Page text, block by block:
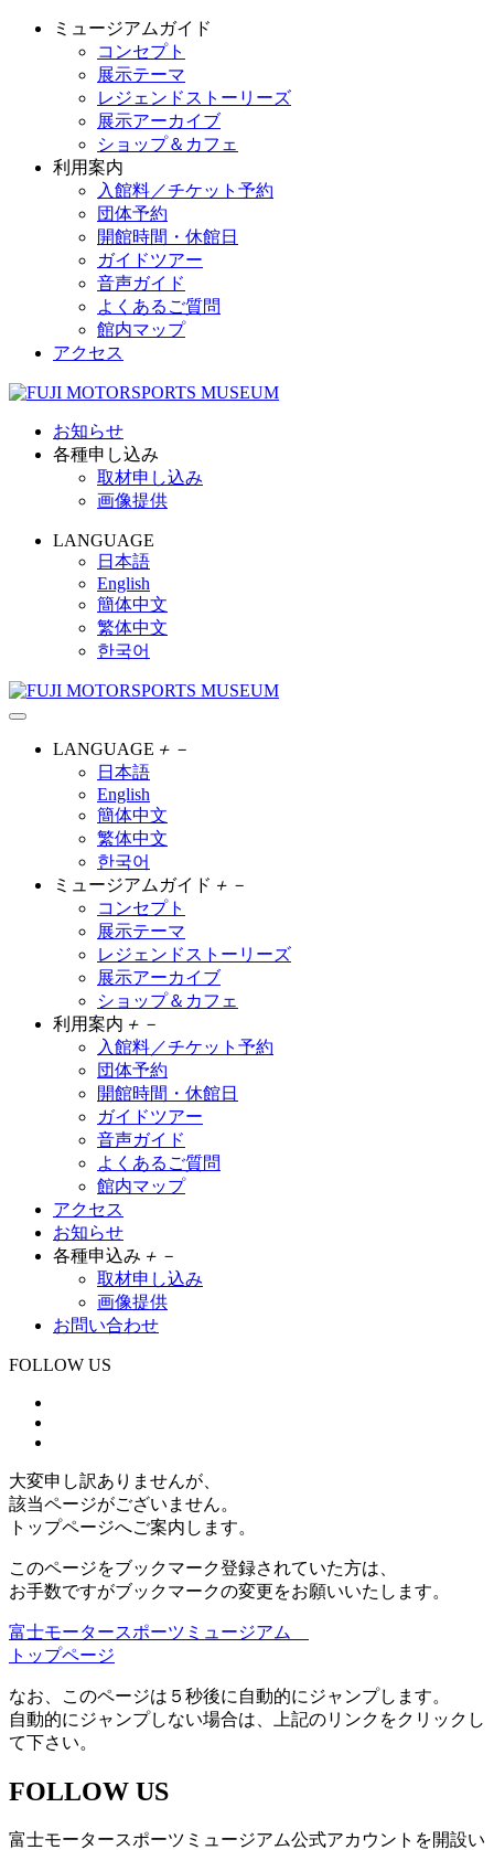
ミュージアムガイド
コンセプト
展示テーマ
レジェンドストーリーズ
展示アーカイブ
ショップ＆カフェ
利用案内
入館料／チケット予約
団体予約
開館時間・休館日
ガイドツアー
音声ガイド
よくあるご質問
館内マップ
アクセス
お知らせ
各種申し込み
取材申し込み
画像提供
LANGUAGE
日本語
English
簡体中文
繁体中文
한국어
LANGUAGE ＋ －
日本語
English
簡体中文
繁体中文
한국어
ミュージアムガイド ＋ －
コンセプト
展示テーマ
レジェンドストーリーズ
展示アーカイブ
ショップ＆カフェ
利用案内 ＋ －
入館料／チケット予約
団体予約
開館時間・休館日
ガイドツアー
音声ガイド
よくあるご質問
館内マップ
アクセス
お知らせ
各種申込み ＋ －
取材申し込み
画像提供
お問い合わせ
FOLLOW US
大変申し訳ありませんが、
該当ページがございません。
トップページへご案内します。
このページをブックマーク登録されていた方は、
お手数ですがブックマークの変更をお願いいたします。
富士モータースポーツミュージアム
トップページ
なお、このページは５秒後に自動的にジャンプします。
自動的にジャンプしない場合は、上記のリンクをクリックし
て下さい。
FOLLOW US
富士モータースポーツミュージアム公式アカウントを開設い